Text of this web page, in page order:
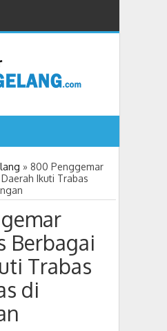
3 Candimulyo Diduga
AI Perlu Dikenalkan sebagai “Alat”
Gerakan Langit Biru Indonesia
Candi Mendut Tahap Dua
» 800 Penggemar
Ikuti Trabas
Berbagai
Trabas
di